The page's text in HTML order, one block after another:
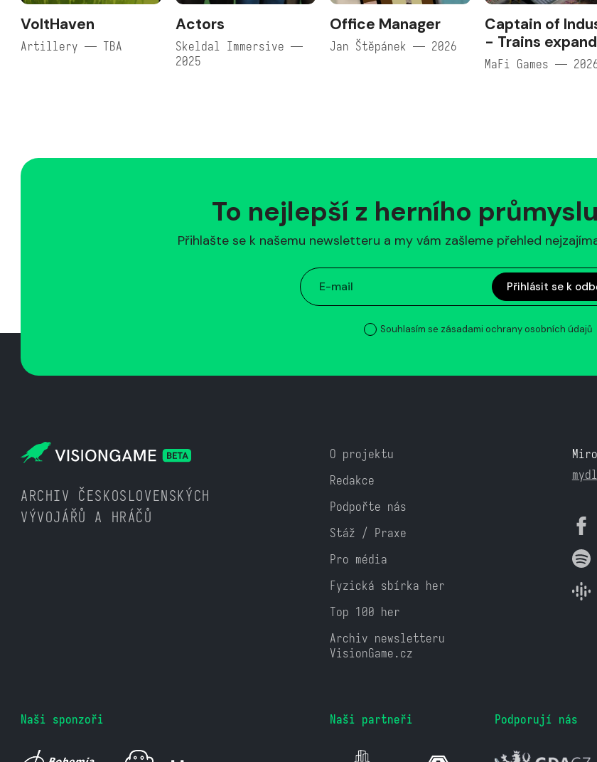
VoltHaven
Artillery — TBA
Actors
Skeldal Immersive —
2025
Office Manager
Jan Štěpánek — 2026
Captain of
- Trains
MaFi Games —
To nejlepší z herního
Přihlašte se k našemu newsletteru a my vám zašleme přehled
Přihlásit se k
Souhlasím se zásadami ochrany osobních údajů
ARCHIV ČESKOSLOVENSKÝCH
VÝVOJÁŘŮ A HRÁČŮ
O projektu
Redakce
Podpořte nás
Stáž / Praxe
Pro média
Fyzická sbírka her
Top 100 her
Archiv newsletteru
VisionGame.cz
Naši sponzoři Naši partneři Podporují nás